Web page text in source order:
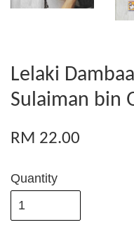
Lelaki
Sulaiman bin
RM 22.00
Quantity